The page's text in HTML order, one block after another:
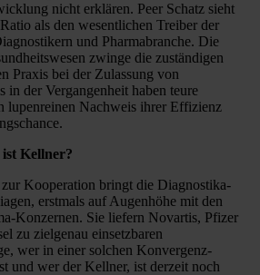
nicht erklären. Peer Schatz sieht
als den wesentlichen Treiber der
und Pharmabranche. Die
zwinge die zuständigen
Praxis bei der Zulassung von
in der Vergangenheit haben teure
lupenreinen Nachweis ihrer Effizienz
Kellner?
Kooperation bringt die Diagnostika-
erstmals auf Augenhöhe mit den
Konzernen. Sie liefern Novartis, Pfizer
zu zielgenau einsetzbaren
wer in einer solchen Konvergenz-
und wer der Kellner, ist derzeit noch